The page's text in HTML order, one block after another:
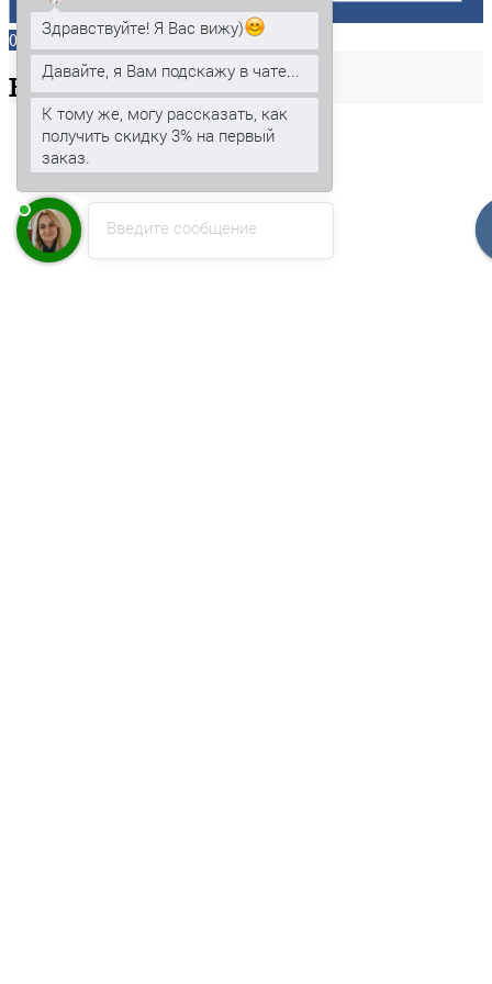
0
Вашакорзина
Введите сообщение
Здравствуйте! Я Вас вижу)
Давайте, я Вам подскажу в чате...
К тому же, могу рассказать, как
получить скидку 3% на первый
заказ.